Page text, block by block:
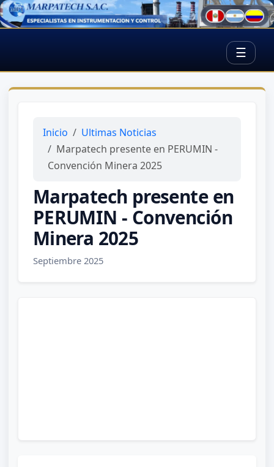
☰
Inicio
Ultimas Noticias
Marpatech presente en PERUMIN -
Convención Minera 2025
Marpatech presente en
PERUMIN - Convención
Minera 2025
Septiembre 2025